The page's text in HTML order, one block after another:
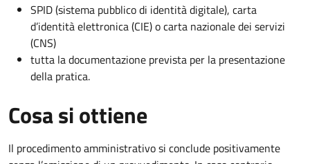
SPID (sistema pubblico di identità digitale), carta
d’identità elettronica (CIE) o carta nazionale dei servizi
(CNS)
tutta la documentazione prevista per la presentazione
della pratica.
Cosa si ottiene
Il procedimento amministrativo si conclude positivamente